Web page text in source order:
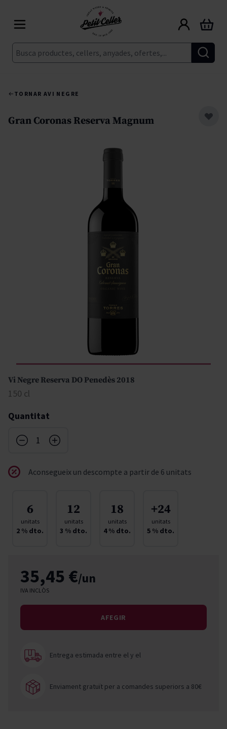
Cerca
Cart
TORNAR AVI NEGRE
Gran Coronas Reserva Magnum
Vi Negre Reserva DO Penedès 2018
150 cl
Quantitat
Aconsegueix un descompte a partir de 6 unitats
6
unitats
2 % dto.
12
unitats
3 % dto.
18
unitats
4% dto.
+24
unitats
5 % dto.
35,45 €/un
IVA INCLÒS
AFEGIR
Entrega estimada entre ely el
Enviament gratuït per a comandes superiors a 80€